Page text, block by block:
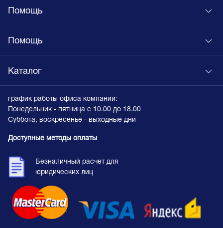
Помощь
Помощь
Каталог
график работы офиса компании:
Понедельник - пятница с 10.00 до 18.00
Суббота, воскресенье - выходные дни
Доступные методы оплаты
Безналичный расчет для
юридических лиц